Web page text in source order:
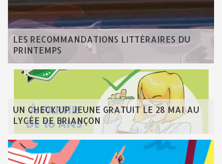
LES RECOMMANDATIONS LITTÉRAIRES DU
PRINTEMPS
UN CHECK'UP JEUNE GRATUIT LE 28 MAI AU
LYCÉE DE BRIANÇON